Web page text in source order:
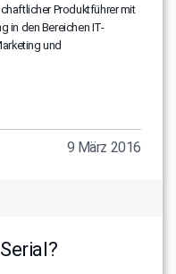
Produktführer mit
in den Bereichen IT-
und
9 März 2016